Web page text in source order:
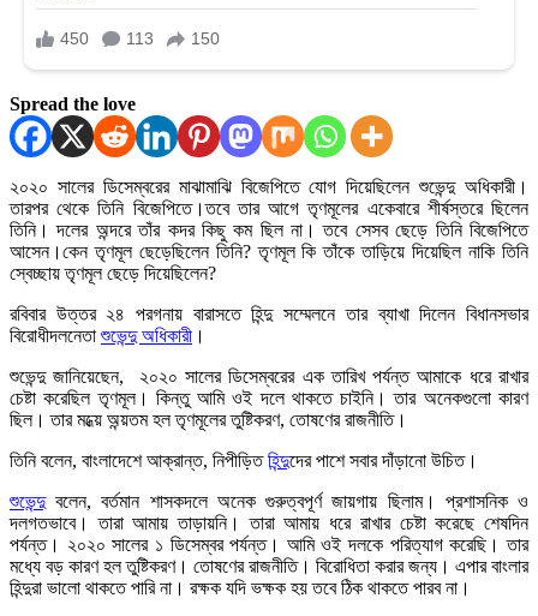
Spread the love
২০২০ সালের ডিসেম্বরের মাঝামাঝি বিজেপিতে যোগ দিয়েছিলেন শুভেন্দু অধিকারী।
তারপর থেকে তিনি বিজেপিতে।তবে তার আগে তৃণমূলের একেবারে শীর্ষস্তরে ছিলেন
তিনি। দলের অন্দরে তাঁর কদর কিছু কম ছিল না। তবে সেসব ছেড়ে তিনি বিজেপিতে
আসেন।কেন তৃণমূল ছেড়েছিলেন তিনি? তৃণমূল কি তাঁকে তাড়িয়ে দিয়েছিল নাকি তিনি
স্বেচ্ছায় তৃণমূল ছেড়ে দিয়েছিলেন?
রবিবার উত্তর ২৪ পরগনায় বারাসতে হিন্দু সম্মেলনে তার ব্যাখা দিলেন বিধানসভার
বিরোধীদলনেতাশুভেন্দু অধিকারী ।
শুভেন্দু জানিয়েছেন, ২০২০ সালের ডিসেম্বরের এক তারিখ পর্যন্ত আমাকে ধরে রাখার
চেষ্টা করেছিল তৃণমূল। কিন্তু আমি ওই দলে থাকতে চাইনি। তার অনেকগুলো কারণ
ছিল। তার মধ্য়ে অন্য়তম হল তৃণমূলের তুষ্টিকরণ, তোষণের রাজনীতি।
তিনি বলেন, বাংলাদেশে আক্রান্ত, নিপীড়িতহিন্দুদের পাশে সবার দাঁড়ানো উচিত।
শুভেন্দুবলেন, বর্তমান শাসকদলে অনেক গুরুত্বপূর্ণ জায়গায় ছিলাম। প্রশাসনিক ও
দলগতভাবে। তারা আমায় তাড়ায়নি। তারা আমায় ধরে রাখার চেষ্টা করেছে শেষদিন
পর্যন্ত। ২০২০ সালের ১ ডিসেম্বর পর্যন্ত। আমি ওই দলকে পরিত্যাগ করেছি। তার
মধ্যে বড় কারণ হল তুষ্টিকরণ। তোষণের রাজনীতি। বিরোধিতা করার জন্য। এপার বাংলার
হিন্দুরা ভালো থাকতে পারি না। রক্ষক যদি ভক্ষক হয় তবে ঠিক থাকতে পারব না।